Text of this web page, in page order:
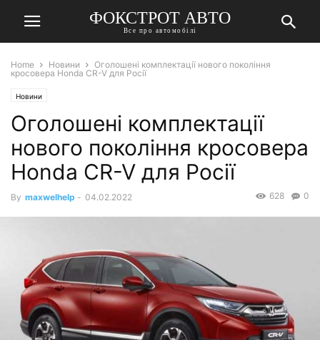
ФОКСТРОТ АВТО
Все про автомобілі
Home Новини
Оголошені комплектації нового покоління
кросовера Honda CR-V для Росії
Новини
Оголошені комплектації
нового покоління кросовера
Honda CR-V для Росії
By maxwelhelp - 04.02.2022 0
628